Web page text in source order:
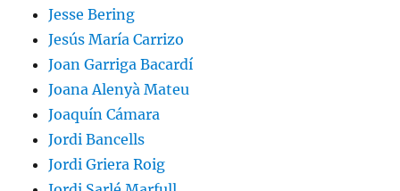
Jesse Bering
Jesús María Carrizo
Joan Garriga Bacardí
Joana Alenyà Mateu
Joaquín Cámara
Jordi Bancells
Jordi Griera Roig